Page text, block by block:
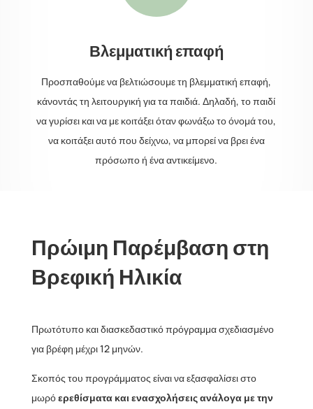
Βλεμματική επαφή
Προσπαθούμε να βελτιώσουμε τη βλεμματική επαφή,
κάνοντάς τη λειτουργική για τα παιδιά. Δηλαδή, το παιδί
να γυρίσει και να με κοιτάξει όταν φωνάξω το όνομά του,
να κοιτάξει αυτό που δείχνω, να μπορεί να βρει ένα
πρόσωπο ή ένα αντικείμενο.
Πρώιμη Παρέμβαση στη
Βρεφική Ηλικία
Πρωτότυπο και διασκεδαστικό πρόγραμμα σχεδιασμένο
για βρέφη μέχρι 12 μηνών.
Σκοπός του προγράμματος είναι να εξασφαλίσει στο
μωρόερεθίσματα και ενασχολήσεις ανάλογα με την